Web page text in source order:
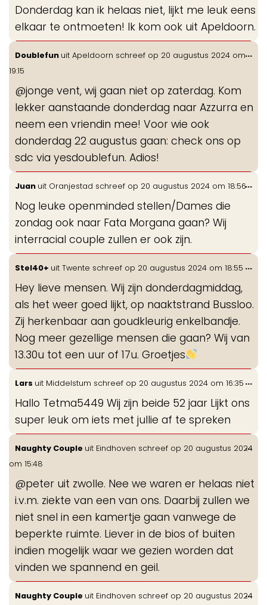
Donderdag kan ik helaas niet, lijkt me leuk eens
elkaar te ontmoeten! Ik kom ook uit Apeldoorn.
Doublefun uit Apeldoorn schreef op 20 augustus 2024 om
19:15
@jonge vent, wij gaan niet op zaterdag. Kom
lekker aanstaande donderdag naar Azzurra en
neem een vriendin mee! Voor wie ook
donderdag 22 augustus gaan: check ons op
sdc via yesdoublefun. Adios!
...
Juan uit Oranjestad schreef op 20 augustus 2024 om 18:56
Nog leuke openminded stellen/Dames die
zondag ook naar Fata Morgana gaan? Wij
interracial couple zullen er ook zijn.
...
Stel40+ uit Twente schreef op 20 augustus 2024 om 18:55
Hey lieve mensen. Wij zijn donderdagmiddag,
als het weer goed lijkt, op naaktstrand Bussloo.
Zij herkenbaar aan goudkleurig enkelbandje.
Nog meer gezellige mensen die gaan? Wij van
13.30u tot een uur of 17u. Groetjes
...
Lars uit Middelstum schreef op 20 augustus 2024 om 16:35
Hallo Tetma5449 Wij zijn beide 52 jaar Lijkt ons
super leuk om iets met jullie af te spreken
...
Naughty Couple uit Eindhoven schreef op 20 augustus 2024
om 15:48
@peter uit zwolle. Nee we waren er helaas niet
i.v.m. ziekte van een van ons. Daarbij zullen we
niet snel in een kamertje gaan vanwege de
beperkte ruimte. Liever in de bios of buiten
indien mogelijk waar we gezien worden dat
vinden we spannend en geil.
...
Naughty Couple uit Eindhoven schreef op 20 augustus 2024
...